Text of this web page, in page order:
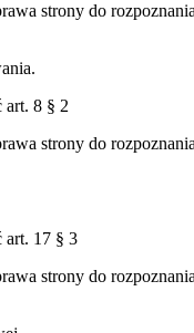
strony do
art. 8 § 2
strony do
art. 17 § 3
strony do